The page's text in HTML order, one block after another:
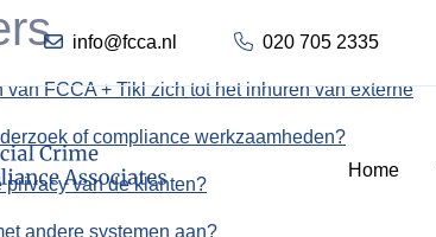
info@fcca.nl 020 705 2335
Home
FCCA + Tikl zich tot het inhuren van externe
of compliance werkzaamheden?
van de klanten?
andere systemen aan?